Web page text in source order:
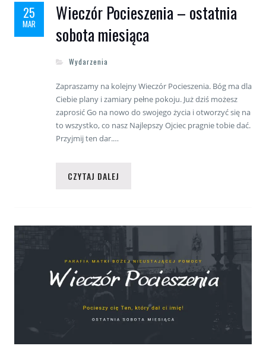
25
MAR
Wieczór Pocieszenia – ostatnia
sobota miesiąca
Wydarzenia
Zapraszamy na kolejny Wieczór Pocieszenia. Bóg ma dla
Ciebie plany i zamiary pełne pokoju. Już dziś możesz
zaprosić Go na nowo do swojego życia i otworzyć się na
to wszystko, co nasz Najlepszy Ojciec pragnie tobie dać.
Przyjmij ten dar.…
CZYTAJ DALEJ